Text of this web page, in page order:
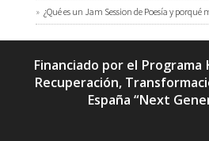
¿Qué es un Jam Session de Poesía y porqué
Financiado por el Programa
Recuperación,
España “Next